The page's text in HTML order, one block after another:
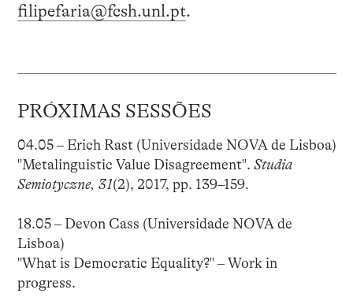
filipefaria@fcsh.unl.pt.
PRÓXIMAS SESSÕES
04.05 – Erich Rast (Universidade NOVA de Lisboa)
"Metalinguistic Value Disagreement". Studia
Semiotyczne, 31(2), 2017, pp. 139–159.
18.05 – Devon Cass (Universidade NOVA de
Lisboa)
"What is Democratic Equality?" – Work in
progress.